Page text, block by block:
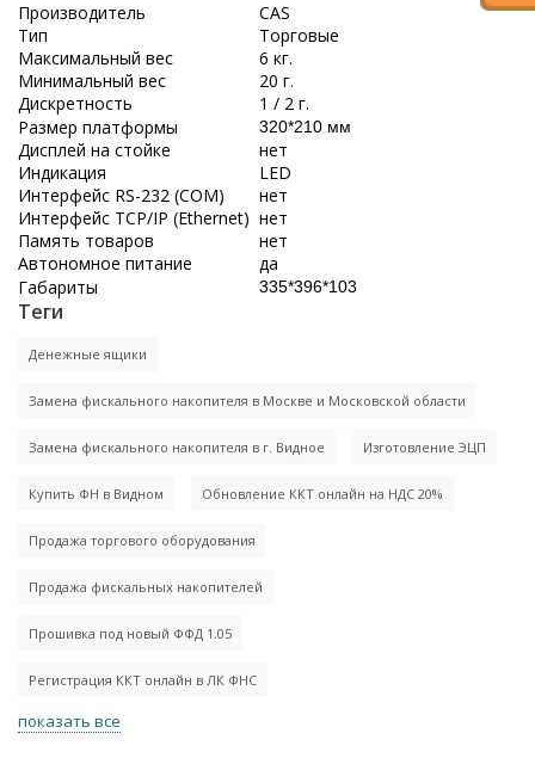
Производитель
CAS
Тип
Торговые
Максимальный вес
6 кг.
Минимальный вес
20 г.
Дискретность
1 / 2 г.
Размер платформы
320*210 мм
Дисплей на стойке
нет
Индикация
LED
Интерфейс RS-232 (COM)
нет
Интерфейс TCP/IP (Ethernet) нет
Память товаров
нет
Автономное питание
да
Габариты
335*396*103
Теги
Денежные ящики
Замена фискального накопителя в Москве и Московской области
Замена фискального накопителя в г. Видное Изготовление ЭЦП
Купить ФН в Видном Обновление ККТ онлайн на НДС 20%
Продажа торгового оборудования
Продажа фискальных накопителей
Прошивка под новый ФФД 1.05
Регистрация ККТ онлайн в ЛК ФНС
показать все